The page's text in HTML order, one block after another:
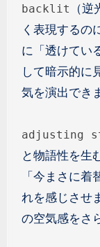
backlit
（
く表現するの
に「透けてい
して暗示的に
気を演出でき
adjusting
と物語性を生
「今まさに
れを感じさせ
の空気感をさ